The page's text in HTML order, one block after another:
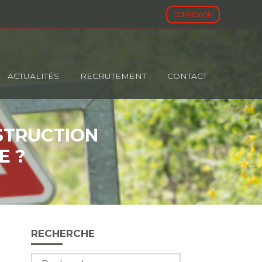
CONNEXION
ACTUALITÉS RECRUTEMENT CONTACT
?
Blog
sidebar
RECHERCHE
Rechercher :